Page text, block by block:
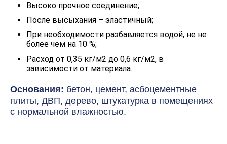
Высоко прочное соединение;
После высыхания – эластичный;
При необходимости разбавляется водой, не не
более чем на 10 %;
Расход от 0,35 кг/м2 до 0,6 кг/м2, в
зависимости от материала.
Основания: бетон, цемент, асбоцементные
плиты, ДВП, дерево, штукатурка в помещениях
с нормальной влажностью.